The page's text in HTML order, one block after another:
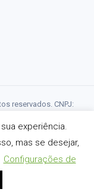
reservados. CNPJ:
experiência.
mas se desejar,
Configurações de